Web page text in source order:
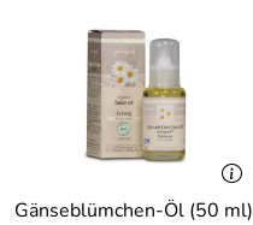
Gänseblümchen-Öl (50 ml)